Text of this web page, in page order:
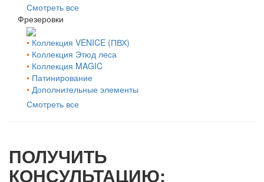
Смотреть все
Фрезеровки
• Коллекция VENICE (ПВХ)
• Коллекция Этюд леса
• Коллекция MAGIC
• Патинирование
• Дополнительные элементы
Смотреть все
ПОЛУЧИТЬ
КОНСУЛЬТАЦИЮ: